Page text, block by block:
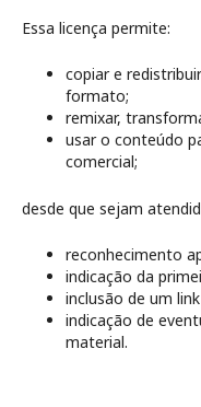
Essa licença permite:
copiar e
formato;
remixar,
usar o conteúdo
comercial;
desde que sejam
reconhecimento
indicação da
inclusão de um
indicação de
material.